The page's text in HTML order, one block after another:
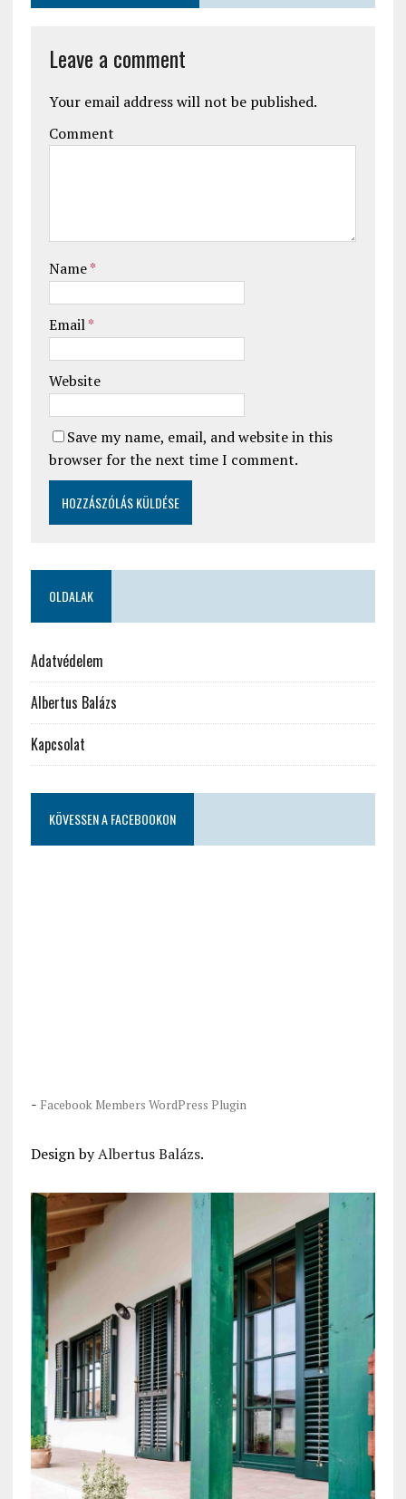
Leave a comment
Your email address will not be published.
Comment
Name*
Email*
Website
Save my name, email, and website in this
browser for the next time I comment.
OLDALAK
Adatvédelem
Albertus Balázs
Kapcsolat
KÖVESSEN A FACEBOOKON
- Facebook Members WordPress Plugin
Design byAlbertus Balázs.